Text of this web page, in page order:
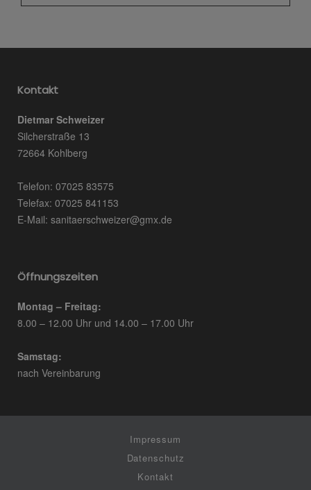
Kontakt
Dietmar Schweizer
Silcherstraße 13
72664 Kohlberg
Telefon: 07025 83575
Telefax: 07025 841153
E-Mail: sanitaerschweizer@gmx.de
Öffnungszeiten
Montag – Freitag:
8.00 – 12.00 Uhr und 14.00 – 17.00 Uhr
Samstag:
nach Vereinbarung
Impressum
Datenschutz
Kontakt